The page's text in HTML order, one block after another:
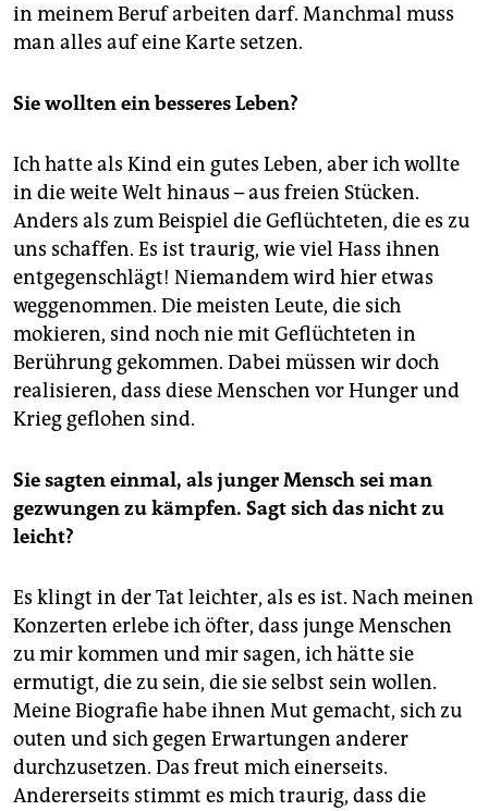
in meinem Beruf arbeiten darf. Manchmal muss
man alles auf eine Karte setzen.
Sie wollten ein besseres Leben?
Ich hatte als Kind ein gutes Leben, aber ich wollte
in die weite Welt hinaus – aus freien Stücken.
Anders als zum Beispiel die Geflüchteten, die es zu
uns schaffen. Es ist traurig, wie viel Hass ihnen
entgegenschlägt! Niemandem wird hier etwas
weggenommen. Die meisten Leute, die sich
mokieren, sind noch nie mit Geflüchteten in
Berührung gekommen. Dabei müssen wir doch
realisieren, dass diese Menschen vor Hunger und
Krieg geflohen sind.
Sie sagten einmal, als junger Mensch sei man
gezwungen zu kämpfen. Sagt sich das nicht zu
leicht?
Es klingt in der Tat leichter, als es ist. Nach meinen
Konzerten erlebe ich öfter, dass junge Menschen
zu mir kommen und mir sagen, ich hätte sie
ermutigt, die zu sein, die sie selbst sein wollen.
Meine Biografie habe ihnen Mut gemacht, sich zu
outen und sich gegen Erwartungen anderer
durchzusetzen. Das freut mich einerseits.
Andererseits stimmt es mich traurig, dass die